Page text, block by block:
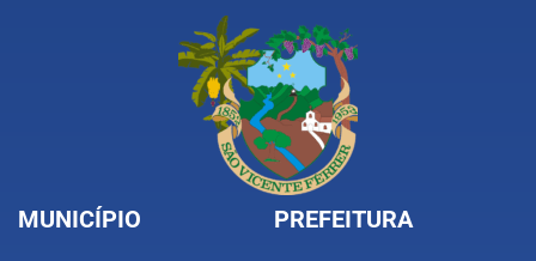
MUNICÍPIO PREFEITURA